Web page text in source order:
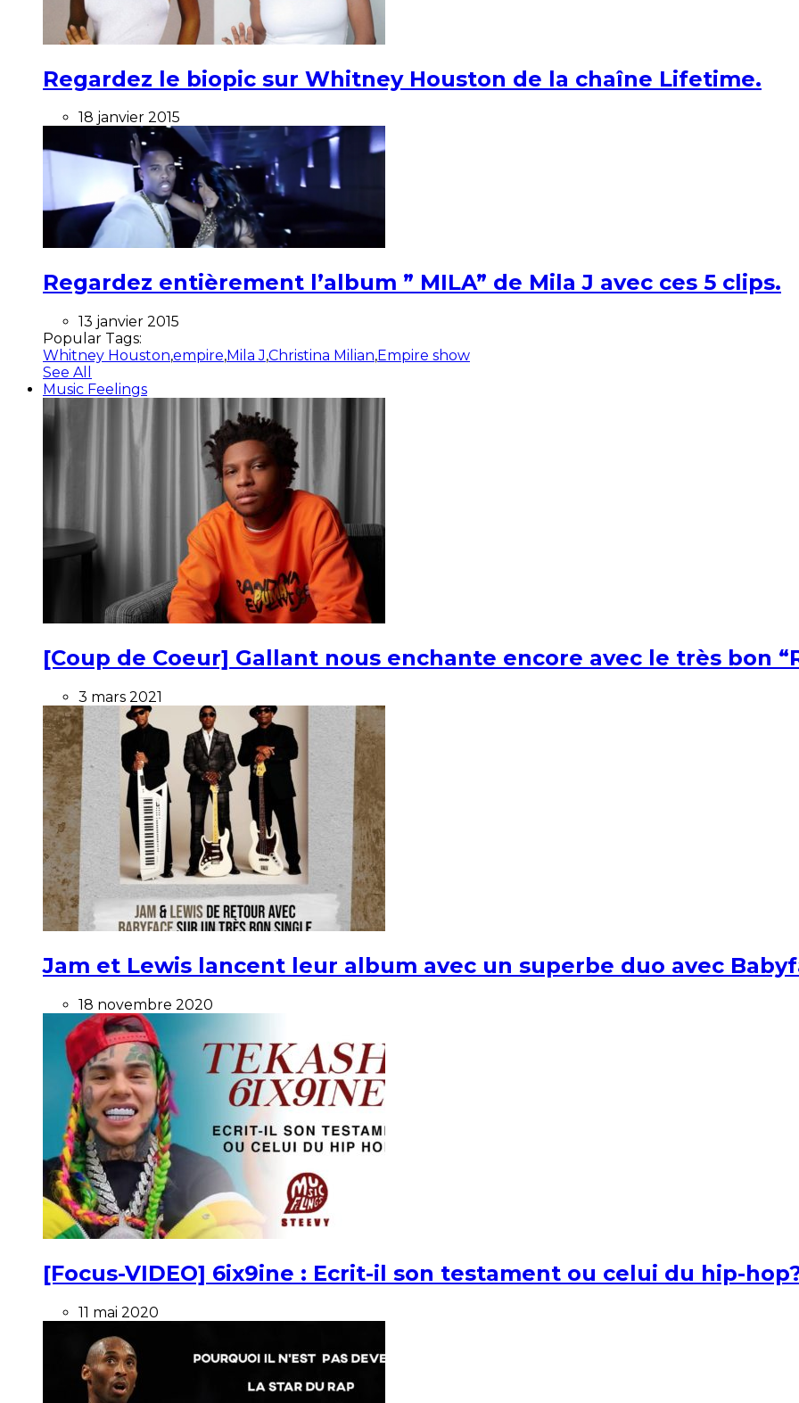
Regardez le biopic sur Whitney Houston de la chaîne Lifetime.
18 janvier 2015
Regardez entièrement l’album ” MILA” de Mila J avec ces 5 clips.
13 janvier 2015
Popular Tags:
Whitney Houston,empire,Mila J,Christina Milian,Empire show
See All
Music Feelings
[Coup de Coeur] Gallant nous enchante encore avec le très bon
3 mars 2021
Jam et Lewis lancent leur album avec un superbe duo avec
18 novembre 2020
[Focus-VIDEO] 6ix9ine : Ecrit-il son testament ou celui du hip-
11 mai 2020